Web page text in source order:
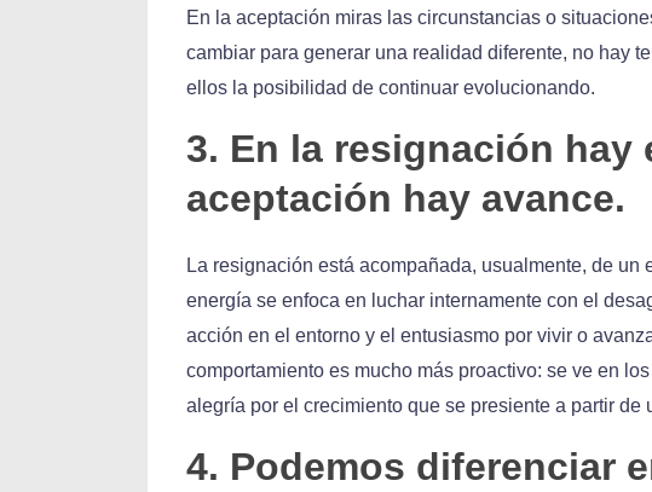
En la aceptación miras las circunstancias o
cambiar para generar una realidad diferente, no hay
ellos la posibilidad de continuar evolucionando.
3. En la resignación hay
aceptación hay avance.
La resignación está acompañada, usualmente, de un
energía se enfoca en luchar internamente con el
acción en el entorno y el entusiasmo por vivir o
comportamiento es mucho más proactivo: se ve en
alegría por el crecimiento que se presiente a partir de
4. Podemos diferenciar